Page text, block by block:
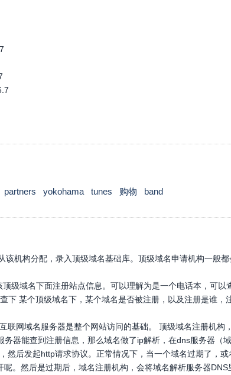
partners yokohama tunes 购物 band
机构分配，录入顶级域名基础库。顶级域名申请机构一般
级域名下面注册站点信息。可以理解为是一个电话本，可以
某个顶级域名下，某个域名是否被注册，以及注册是谁，
联网域名服务器是整个网站访问的基础。 顶级域名注册机构
器能查到注册信息，那么域名做了ip解析，在dns服务器（
后发起http请求协议。正常情况下，当一个域名过期了，
。然后是过期后，域名注册机构，会将域名解析服务器DNS